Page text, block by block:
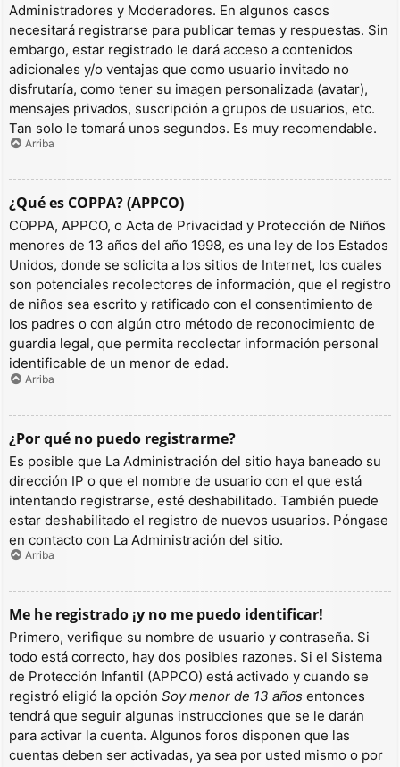
Administradores y Moderadores. En algunos casos
necesitará registrarse para publicar temas y respuestas. Sin
embargo, estar registrado le dará acceso a contenidos
adicionales y/o ventajas que como usuario invitado no
disfrutaría, como tener su imagen personalizada (avatar),
mensajes privados, suscripción a grupos de usuarios, etc.
Tan solo le tomará unos segundos. Es muy recomendable.
Arriba
¿Qué es COPPA? (APPCO)
COPPA, APPCO, o Acta de Privacidad y Protección de Niños
menores de 13 años del año 1998, es una ley de los Estados
Unidos, donde se solicita a los sitios de Internet, los cuales
son potenciales recolectores de información, que el registro
de niños sea escrito y ratificado con el consentimiento de
los padres o con algún otro método de reconocimiento de
guardia legal, que permita recolectar información personal
identificable de un menor de edad.
Arriba
¿Por qué no puedo registrarme?
Es posible que La Administración del sitio haya baneado su
dirección IP o que el nombre de usuario con el que está
intentando registrarse, esté deshabilitado. También puede
estar deshabilitado el registro de nuevos usuarios. Póngase
en contacto con La Administración del sitio.
Arriba
Me he registrado ¡y no me puedo identificar!
Primero, verifique su nombre de usuario y contraseña. Si
todo está correcto, hay dos posibles razones. Si el Sistema
de Protección Infantil (APPCO) está activado y cuando se
registró eligió la opción Soy menor de 13 años entonces
tendrá que seguir algunas instrucciones que se le darán
para activar la cuenta. Algunos foros disponen que las
cuentas deben ser activadas, ya sea por usted mismo o por